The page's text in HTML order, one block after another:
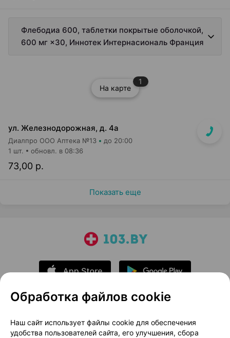
Флебодиа 600, таблетки покрытые оболочкой,
600 мг ×30, Иннотек Интернасиональ Франция
На карте
1
ул. Железнодорожная, д. 4а
Диалпро ООО Аптека №13 до 20:00
73,00 р.
1 шт. обновл. в 08:36
Показать еще
О проекте
Новости проекта
Размещение рекламы
Медицинский маркетинг
Обработка файлов cookie
Наш сайт использует файлы cookie для обеспечения
удобства пользователей сайта, его улучшения, сбора